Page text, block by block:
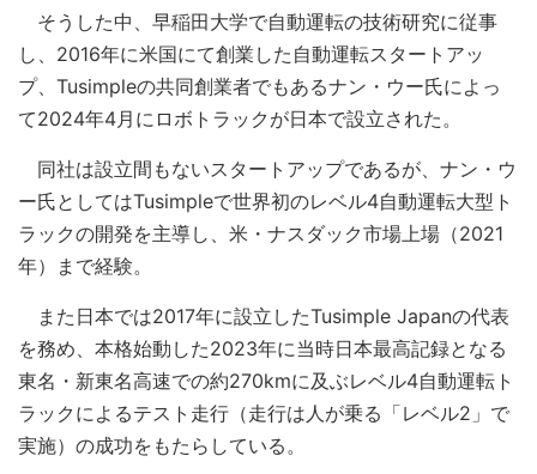
そうした中、早稲田大学で自動運転の技術研究に従事
し、2016年に米国にて創業した自動運転スタートアッ
プ、Tusimpleの共同創業者でもあるナン・ウー氏によっ
て2024年4月にロボトラックが日本で設立された。
同社は設立間もないスタートアップであるが、ナン・ウ
ー氏としてはTusimpleで世界初のレベル4自動運転大型ト
ラックの開発を主導し、米・ナスダック市場上場（2021
年）まで経験。
また日本では2017年に設立したTusimple Japanの代表
を務め、本格始動した2023年に当時日本最高記録となる
東名・新東名高速での約270kmに及ぶレベル4自動運転ト
ラックによるテスト走行（走行は人が乗る「レベル2」で
実施）の成功をもたらしている。